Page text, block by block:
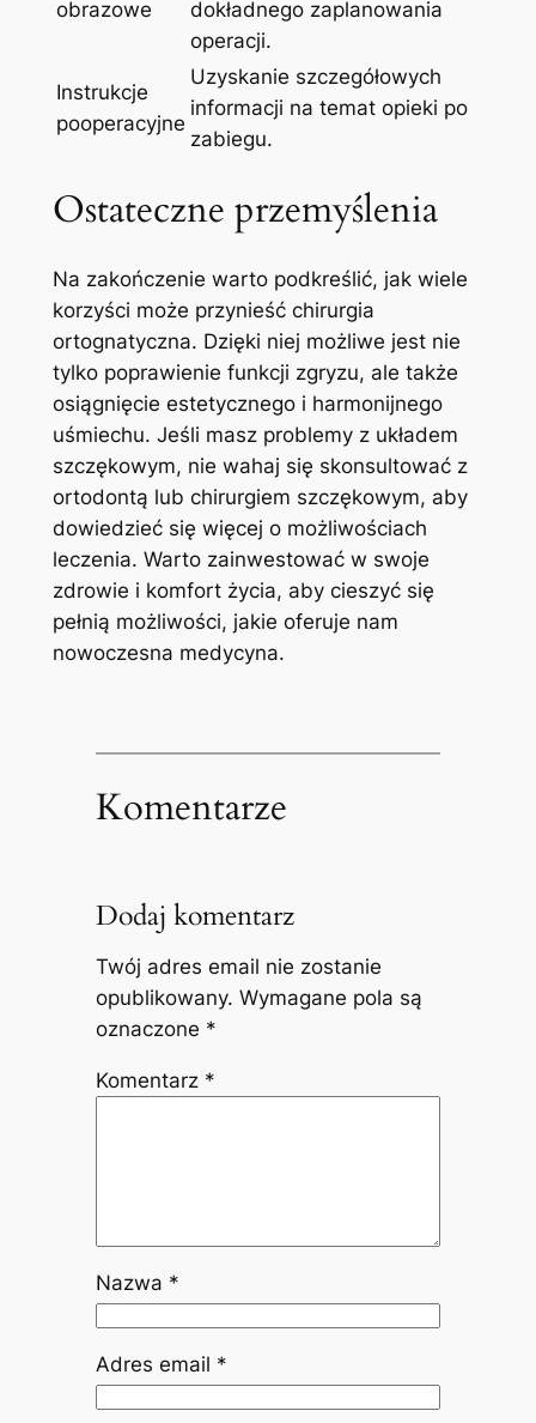
obrazowe
dokładnego zaplanowania
operacji.
Instrukcje
pooperacyjne
Uzyskanie szczegółowych
informacji na‍ temat opieki po
zabiegu.
Ostateczne przemyślenia
Na zakończenie warto podkreślić, jak wiele
korzyści może przynieść chirurgia
ortognatyczna. Dzięki niej ‌możliwe jest ‌nie
tylko poprawienie ​funkcji zgryzu,​ ale także
osiągnięcie estetycznego i harmonijnego
⁣uśmiechu.⁢ Jeśli masz problemy z ⁤układem
szczękowym, nie wahaj się skonsultować z
ortodontą lub chirurgiem szczękowym, aby
dowiedzieć się więcej o ⁤możliwościach
leczenia. Warto zainwestować w swoje
⁤zdrowie ⁤i komfort​ życia, aby ​cieszyć się
pełnią⁢ możliwości, jakie oferuje nam
nowoczesna medycyna.
Komentarze
Dodaj komentarz
Twój adres email nie zostanie
opublikowany. Wymagane pola są
oznaczone *
Komentarz *
Nazwa *
Adres email *